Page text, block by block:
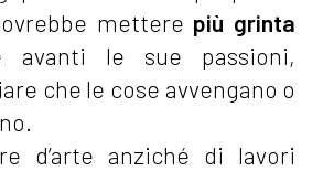
mettere più grinta
avanti le sue passioni,
che le cose avvengano o
d’arte anziché di lavori